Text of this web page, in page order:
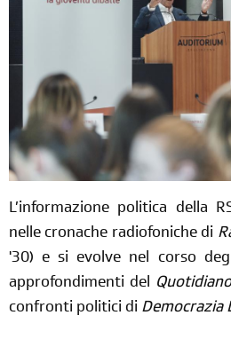
L’informazione politica della
nelle cronache radiofoniche di
'30) e si evolve nel corso
approfondimenti del
confronti politici di Democrazia